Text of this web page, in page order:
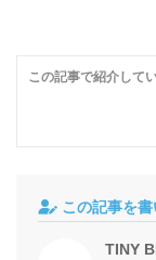
この記事で紹介して
この記事を書
TINY